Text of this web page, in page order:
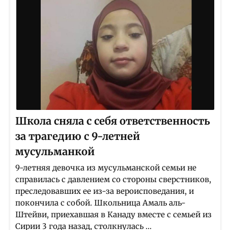
Школа сняла с себя ответственность
за трагедию с 9-летней
мусульманкой
9-летняя девочка из мусульманской семьи не
справилась с давлением со стороны сверстников,
преследовавших ее из-за вероисповедания, и
покончила с собой. Школьница Амаль аль-
Штейви, приехавшая в Канаду вместе с семьей из
Сирии 3 года назад, столкнулась ...